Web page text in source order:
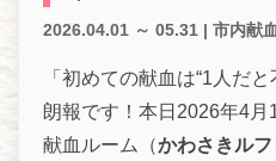
2026.04.01 ～ 05.31 | 市内献
「初めての献血は“1人だ
朗報です！本日2026年4
献血ルーム（かわさきル